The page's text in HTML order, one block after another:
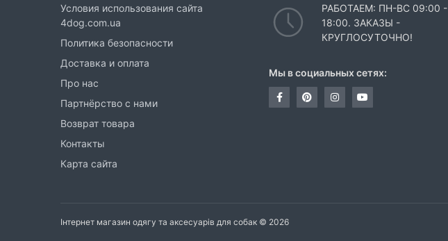
Условия использования сайта
4dog.com.ua
Политика безопасности
Доставка и оплата
Про нас
Партнёрство с нами
Возврат товара
Контакты
Карта сайта
РАБОТАЕМ: ПН-ВС 09:00 -
18:00. ЗАКАЗЫ -
КРУГЛОСУТОЧНО!
Мы в социальных сетях:
Інтернет магазин одягу та аксесуарів для собак © 2026